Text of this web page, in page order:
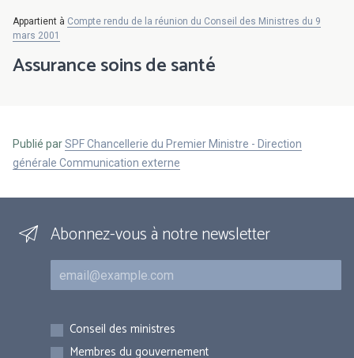
Appartient à Compte rendu de la réunion du Conseil des Ministres du 9
mars 2001
Assurance soins de santé
Publié parSPF Chancellerie du Premier Ministre - Direction
générale Communication externe
Abonnez-vous à notre newsletter
Courriel
Inscriptions
Conseil des ministres
Membres du gouvernement